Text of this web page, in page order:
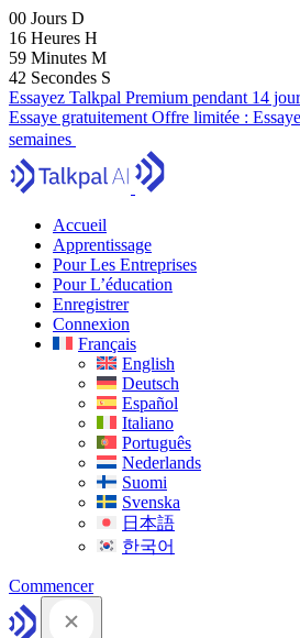
00 Jours D
16 Heures H
59 Minutes M
40 Secondes S
Essayez Talkpal Premium pendant 14
Essaye gratuitement Offre limitée :
semaines
Accueil
Apprentissage
Pour Les Entreprises
Pour L’éducation
Enregistrer
Connexion
Français
English
Deutsch
Español
Italiano
Português
Nederlands
Suomi
Svenska
日本語
한국어
Commencer